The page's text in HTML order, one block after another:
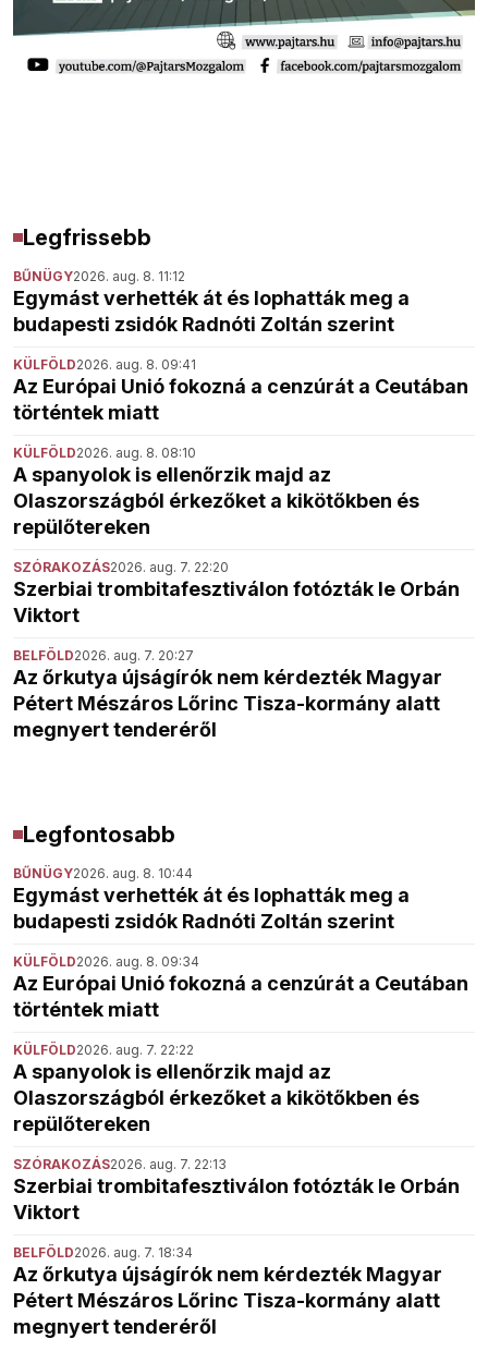
Legfrissebb
BŰNÜGY2026. aug. 8. 11:12
Egymást verhették át és lophatták meg a
budapesti zsidók Radnóti Zoltán szerint
KÜLFÖLD2026. aug. 8. 09:41
Az Európai Unió fokozná a cenzúrát a Ceutában
történtek miatt
KÜLFÖLD2026. aug. 8. 08:10
A spanyolok is ellenőrzik majd az
Olaszországból érkezőket a kikötőkben és
repülőtereken
SZÓRAKOZÁS2026. aug. 7. 22:20
Szerbiai trombitafesztiválon fotózták le Orbán
Viktort
BELFÖLD2026. aug. 7. 20:27
Az őrkutya újságírók nem kérdezték Magyar
Pétert Mészáros Lőrinc Tisza-kormány alatt
megnyert tenderéről
Legfontosabb
BŰNÜGY2026. aug. 8. 10:44
Egymást verhették át és lophatták meg a
budapesti zsidók Radnóti Zoltán szerint
KÜLFÖLD2026. aug. 8. 09:34
Az Európai Unió fokozná a cenzúrát a Ceutában
történtek miatt
KÜLFÖLD2026. aug. 7. 22:22
A spanyolok is ellenőrzik majd az
Olaszországból érkezőket a kikötőkben és
repülőtereken
SZÓRAKOZÁS2026. aug. 7. 22:13
Szerbiai trombitafesztiválon fotózták le Orbán
Viktort
BELFÖLD2026. aug. 7. 18:34
Az őrkutya újságírók nem kérdezték Magyar
Pétert Mészáros Lőrinc Tisza-kormány alatt
megnyert tenderéről